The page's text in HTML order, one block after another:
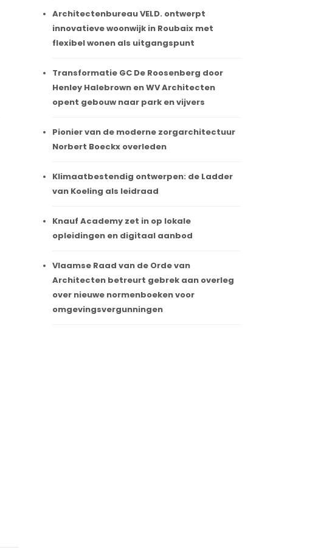
Architectenbureau VELD. ontwerpt
innovatieve woonwijk in Roubaix met
flexibel wonen als uitgangspunt
Transformatie GC De Roosenberg door
Henley Halebrown en WV Architecten
opent gebouw naar park en vijvers
Pionier van de moderne zorgarchitectuur
Norbert Boeckx overleden
Klimaatbestendig ontwerpen: de Ladder
van Koeling als leidraad
Knauf Academy zet in op lokale
opleidingen en digitaal aanbod
Vlaamse Raad van de Orde van
Architecten betreurt gebrek aan overleg
over nieuwe normenboeken voor
omgevingsvergunningen